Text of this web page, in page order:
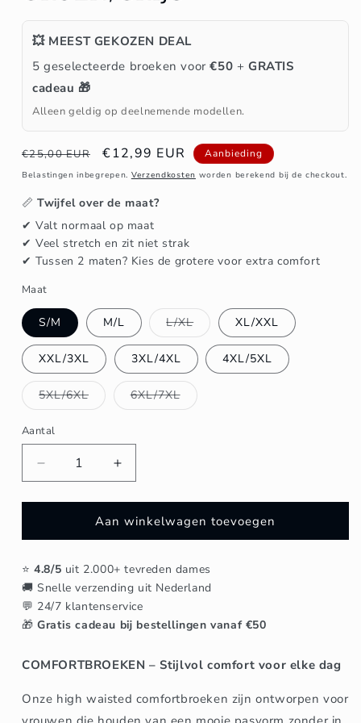
💥 MEEST GEKOZEN DEAL
5 geselecteerde broeken voor€50 +GRATIS
cadeau 🎁
Alleen geldig op deelnemende modellen.
Normale
prijs
€25,00 EUR Aanbiedingsprijs
€12,99 EUR Aanbieding
Belastingen inbegrepen. Verzendkosten worden berekend bij de checkout.
📏Twijfel over de maat?
✔ Valt normaal op maat
✔ Veel stretch en zit niet strak
✔ Tussen 2 maten? Kies de grotere voor extra comfort
Maat
S/M M/L L/XLVariant
uitverkocht
of
niet
beschikbaar
XL/XXL
XXL/3XL 3XL/4XL 4XL/5XL
5XL/6XLVariant
uitverkocht
6XL/7XLVariant
uitverkocht
Aantal
Aantal
verlagen
voor
COMFORTBROEK
Aantal
verhogen
voor
R216-
COMFORTBROEK
Aan winkelwagen toevoegen
⭐4.8/5 uit 2.000+ tevreden dames
🚚 Snelle verzending uit Nederland
💬 24/7 klantenservice
🎁Gratis cadeau bij bestellingen vanaf €50
COMFORTBROEKEN – Stijlvol comfort voor elke dag
Onze high waisted comfortbroeken zijn ontworpen voor